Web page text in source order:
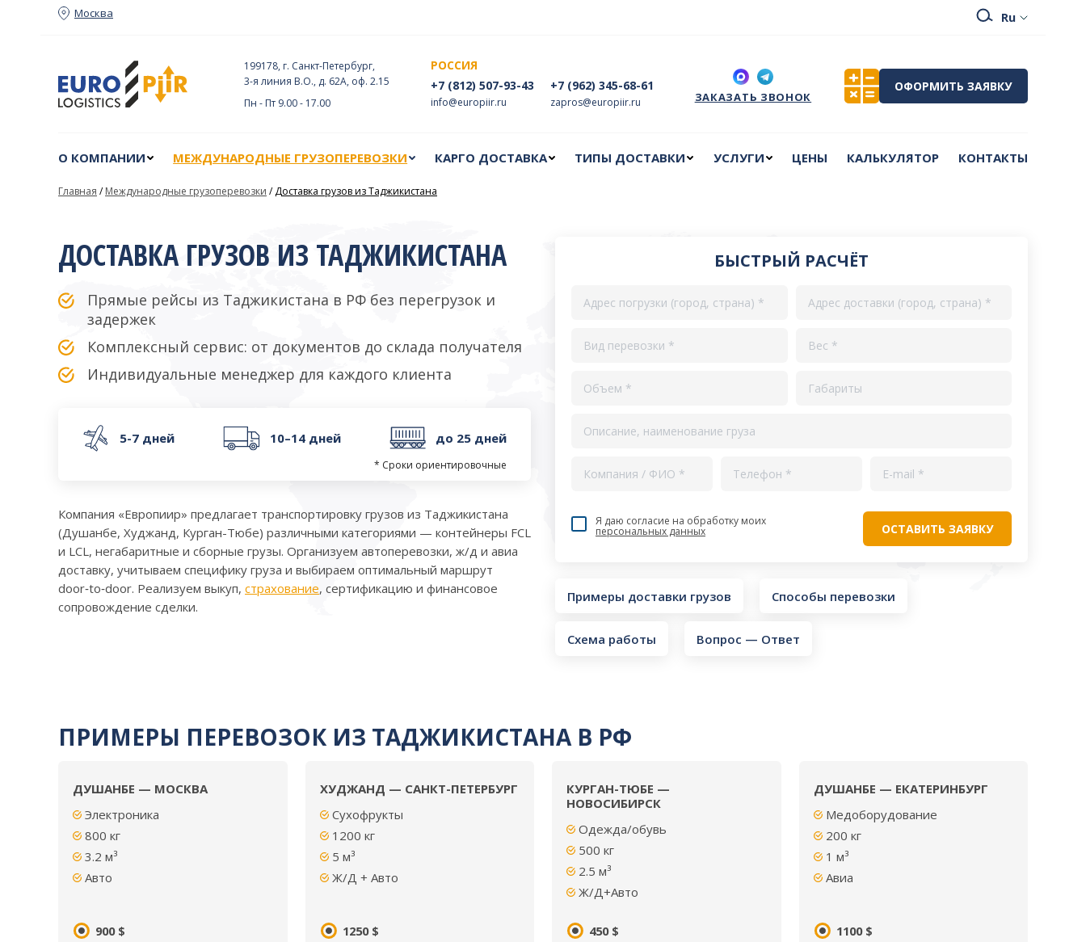
Москва
199178, г. Санкт-Петербург,
3-я линия В.О., д. 62А, оф. 2.15
Пн - Пт 9.00 - 17.00
РОССИЯ
+7 (812) 507-93-43
info@europiir.ru
+7 (962) 345-68-61
zapros@europiir.ru ЗАКАЗАТЬ ЗВОНОК
ОФОРМИТЬ ЗАЯВКУ
О КОМПАНИИ МЕЖДУНАРОДНЫЕ ГРУЗОПЕРЕВОЗКИ КАРГО ДОСТАВКА ТИПЫ ДОСТАВКИ УСЛУГИ ЦЕНЫ КАЛЬКУЛЯТОР КОНТАКТЫ
Главная /Международные грузоперевозки /Доставка грузов из Таджикистана
ДОСТАВКА ГРУЗОВ ИЗ ТАДЖИКИСТАНА
Прямые рейсы из Таджикистана в РФ без перегрузок и
задержек
Комплексный сервис: от документов до склада получателя
Индивидуальные менеджер для каждого клиента
5-7 дней 10–14 дней до 25 дней
* Сроки ориентировочные
Компания «Европиир» предлагает транспортировку грузов из Таджикистана
(Душанбе, Худжанд, Курган-Тюбе) различными категориями — контейнеры FCL
и LCL, негабаритные и сборные грузы. Организуем автоперевозки, ж/д и авиа
доставку, учитываем специфику груза и выбираем оптимальный маршрут
door‑to‑door. Реализуем выкуп, страхование, сертификацию и финансовое
сопровождение сделки.
БЫСТРЫЙ РАСЧЁТ
Я даю согласие на обработку моих
персональных данных
Примеры доставки грузов Способы перевозки
Схема работы Вопрос — Ответ
ПРИМЕРЫ ПЕРЕВОЗОК ИЗ ТАДЖИКИСТАНА В РФ
ДУШАНБЕ — МОСКВА
Электроника
800 кг
3.2 м³
Авто
900 $
ХУДЖАНД — САНКТ-ПЕТЕРБУРГ
Сухофрукты
1200 кг
5 м³
Ж/Д + Авто
1250 $
КУРГАН-ТЮБЕ —
НОВОСИБИРСК
Одежда/обувь
500 кг
2.5 м³
Ж/Д+Авто
450 $
ДУШАНБЕ — ЕКАТЕРИНБУРГ
Медоборудование
200 кг
1 м³
Авиа
1100 $
О КОМПАНИИ КОНТАКТЫ